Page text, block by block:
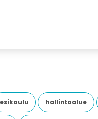
esikoulu hallintoalue